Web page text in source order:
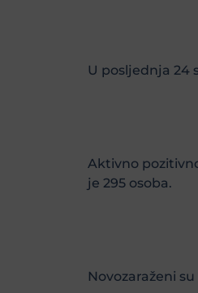
U posljednja 24
Aktivno
je 295 osoba.
Novozaraženi su